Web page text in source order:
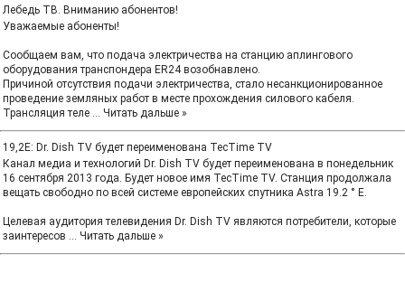
Лебедь ТВ. Вниманию абонентов!
Уважаемые абоненты!
Сообщаем вам, что подача электричества на станцию аплингового
оборудования транспондера ER24 возобнавлено.
Причиной отсутствия подачи электричества, стало несанкционированное
проведение земляных работ в месте прохождения силового кабеля.
Трансляция теле ... Читать дальше »
19,2E: Dr. Dish TV будет переименована TecTime TV
Канал медиа и технологий Dr. Dish TV будет переименована в понедельник
16 сентября 2013 года. Будет новое имя TecTime TV. Станция продолжала
вещать свободно по всей системе европейских спутника Astra 19.2 ° E.
Целевая аудитория телевидения Dr. Dish TV являются потребители, которые
заинтересов ... Читать дальше »